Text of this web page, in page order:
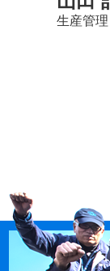
生産管